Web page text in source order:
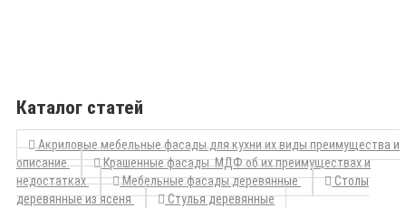
Каталог статей
Акриловые мебельные фасады для кухни их виды преимущества и
описание
Крашенные фасады МДФ об их преимуществах и
недостатках
Мебельные фасады деревянные
Столы
деревянные из ясеня
Стулья деревянные